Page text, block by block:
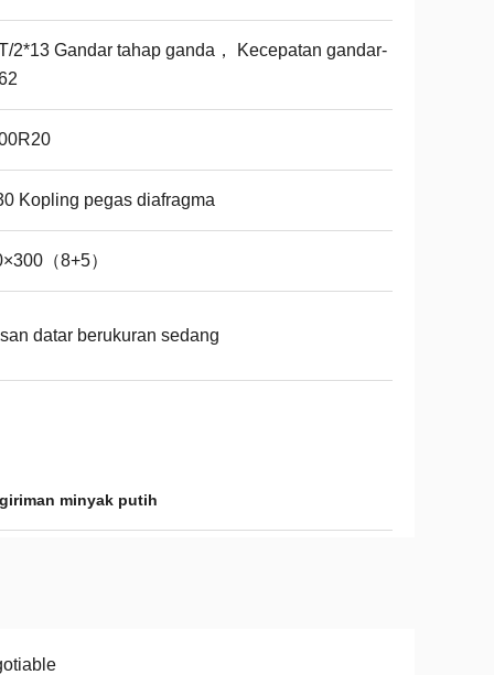
2*13 Gandar tahap ganda， Kecepatan gandar-
Kopling pegas diafragma
（8+5）
datar berukuran sedang
minyak putih